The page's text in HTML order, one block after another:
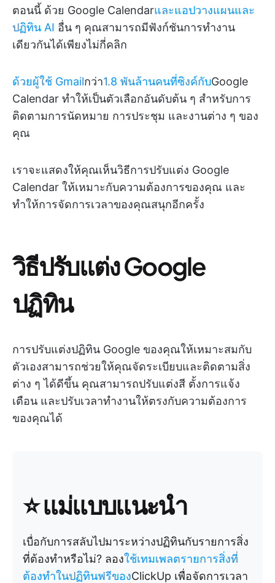
ตอนนี้ ด้วย Google Calendarและแอปวางแผนและ
ปฏิทิน AI อื่น ๆ คุณสามารถมีฟังก์ชันการทำงาน
เดียวกันได้เพียงไม่กี่คลิก
ด้วยผู้ใช้ Gmailกว่า1.8 พันล้านคนที่ซิงค์กับGoogle
Calendar ทำให้เป็นตัวเลือกอันดับต้น ๆ สำหรับการ
ติดตามการนัดหมาย การประชุม และงานต่าง ๆ ของ
คุณ
เราจะแสดงให้คุณเห็นวิธีการปรับแต่ง Google
Calendar ให้เหมาะกับความต้องการของคุณ และ
ทำให้การจัดการเวลาของคุณสนุกอีกครั้ง
วิธีปรับแต่ง Google
ปฏิทิน
การปรับแต่งปฏิทิน Google ของคุณให้เหมาะสมกับ
ตัวเองสามารถช่วยให้คุณจัดระเบียบและติดตามสิ่ง
ต่าง ๆ ได้ดีขึ้น คุณสามารถปรับแต่งสี ตั้งการแจ้ง
เตือน และปรับเวลาทำงานให้ตรงกับความต้องการ
ของคุณได้
⭐ แม่แบบแนะนำ
เบื่อกับการสลับไปมาระหว่างปฏิทินกับรายการสิ่ง
ที่ต้องทำหรือไม่? ลองใช้เทมเพลตรายการสิ่งที่
ต้องทำในปฏิทินฟรีของClickUp เพื่อจัดการเวลา